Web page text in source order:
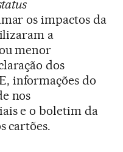
os impactos da
a
menor
dos
informações do
nos
e o boletim da
cartões.